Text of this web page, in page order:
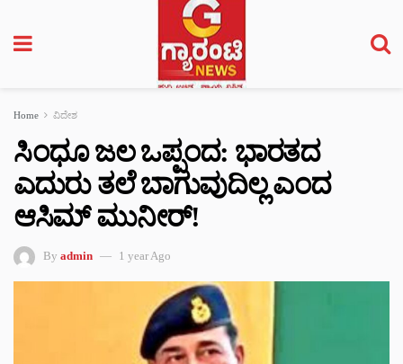
Home ವಿದೇಶ
ಸಿಂಧೂ ಜಲ ಒಪ್ಪಂದ: ಭಾರತದ
ಎದುರು ತಲೆ ಬಾಗುವುದಿಲ್ಲ ಎಂದ
ಆಸಿಮ್ ಮುನೀರ್!
By admin 1 year Ago